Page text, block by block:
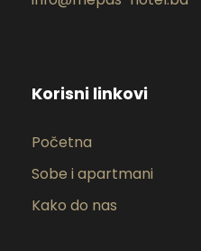
Korisni linkovi
Početna
Sobe i apartmani
Kako do nas